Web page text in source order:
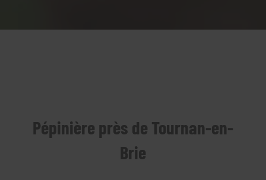
Pépinière près de Tournan-en-
Brie